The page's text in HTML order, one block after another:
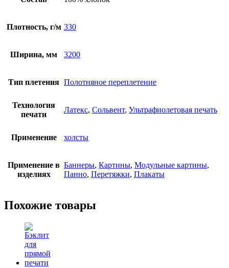
Плотность, г/м 330
Ширина, мм 3200
Тип плетения Полотняное переплетение
Технология
печати
Латекс, Сольвент, Ультрафиолетовая печать
Применение холсты
Применение в
изделиях
Баннеры, Картины, Модульные картины,
Панно, Перетяжки, Плакаты
Похожие товары